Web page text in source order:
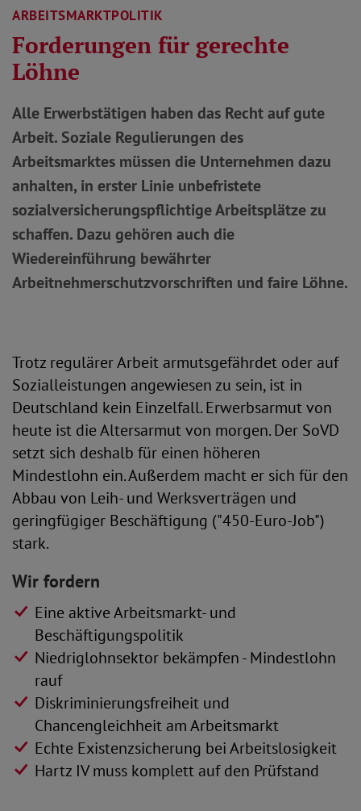
ARBEITSMARKTPOLITIK
Forderungen für gerechte
Löhne
Alle Erwerbstätigen haben das Recht auf gute
Arbeit. Soziale Regulierungen des
Arbeitsmarktes müssen die Unternehmen dazu
anhalten, in erster Linie unbefristete
sozialversicherungspflichtige Arbeitsplätze zu
schaffen. Dazu gehören auch die
Wiedereinführung bewährter
Arbeitnehmerschutzvorschriften und faire Löhne.
Trotz regulärer Arbeit armutsgefährdet oder auf
Sozialleistungen angewiesen zu sein, ist in
Deutschland kein Einzelfall. Erwerbsarmut von
heute ist die Altersarmut von morgen. Der SoVD
setzt sich deshalb für einen höheren
Mindestlohn ein. Außerdem macht er sich für den
Abbau von Leih- und Werksverträgen und
geringfügiger Beschäftigung ("450-Euro-Job")
stark.
Wir fordern
Eine aktive Arbeitsmarkt- und
Beschäftigungspolitik
Niedriglohnsektor bekämpfen - Mindestlohn
rauf
Diskriminierungsfreiheit und
Chancengleichheit am Arbeitsmarkt
Echte Existenzsicherung bei Arbeitslosigkeit
Hartz IV muss komplett auf den Prüfstand